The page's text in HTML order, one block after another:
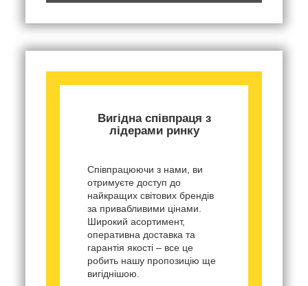
Вигідна співпраця з
лідерами ринку
Співпрацюючи з нами, ви
отримуєте доступ до
найкращих світових брендів
за привабливими цінами.
Широкий асортимент,
оперативна доставка та
гарантія якості – все це
робить нашу пропозицію ще
вигіднішою.